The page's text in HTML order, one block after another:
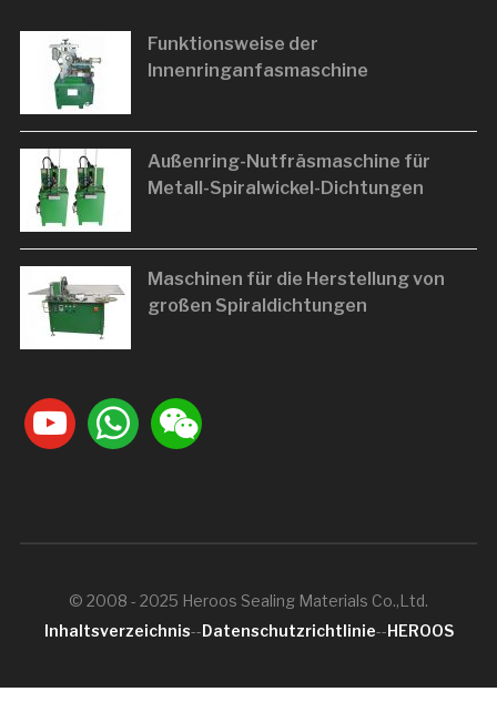
Funktionsweise der
Innenringanfasmaschine
Außenring-Nutfräsmaschine für
Metall-Spiralwickel-Dichtungen
Maschinen für die Herstellung von
großen Spiraldichtungen
youtubewhatsappweixin
© 2008 - 2025 Heroos Sealing Materials Co.,Ltd.
Inhaltsverzeichnis--Datenschutzrichtlinie--HEROOS